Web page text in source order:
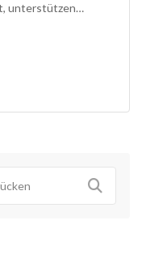
unterstützen…